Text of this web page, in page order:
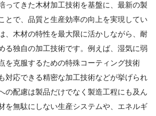
ってきた木材加工技術を基盤に、最新の製
とで、品質と生産効率の向上を実現してい
、木材の特性を最大限に活かしながら、耐
る独自の加工技術です。例えば、湿気に弱
を克服するための特殊コーティング技術
対応できる精密な加工技術などが挙げられ
の配慮は製品だけでなく製造工程にも及ん
を無駄にしない生産システムや、エネルギ